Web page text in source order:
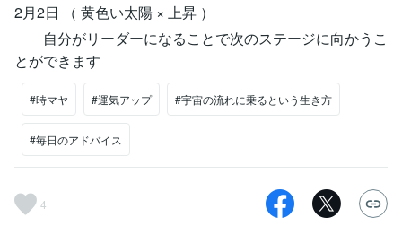
2月2日 （ 黄色い太陽 × 上昇 ）
自分がリーダーになることで次のステージに向かうこ
とができます
#時マヤ #運気アップ #宇宙の流れに乗るという生き方
#毎日のアドバイス
4